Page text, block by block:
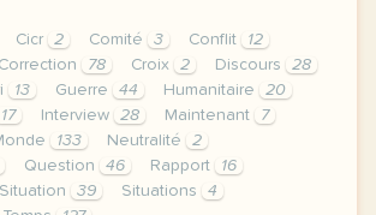
Cicr 2 Comité 3 Conflit
12
Correction 78 Croix 2 Discours
28
13 Guerre 44 Humanitaire
20
17 Interview 28 Maintenant
7
133 Neutralité
2
Question 46 Rapport
16
Situation 39 Situations
4